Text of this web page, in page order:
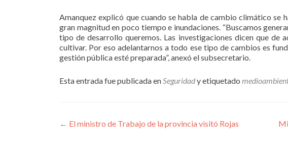
Amanquez explicó que cuando se habla de cambio climático se
gran magnitud en poco tiempo e inundaciones. “Buscamos
tipo de desarrollo queremos. Las investigaciones dicen que de
cultivar. Por eso adelantarnos a todo ese tipo de cambios es
gestión pública esté preparada”, anexó el subsecretario.
Esta entrada fue publicada enSeguridady etiquetado
Navegación
← El ministro de Trabajo de la provincia visitó Rojas